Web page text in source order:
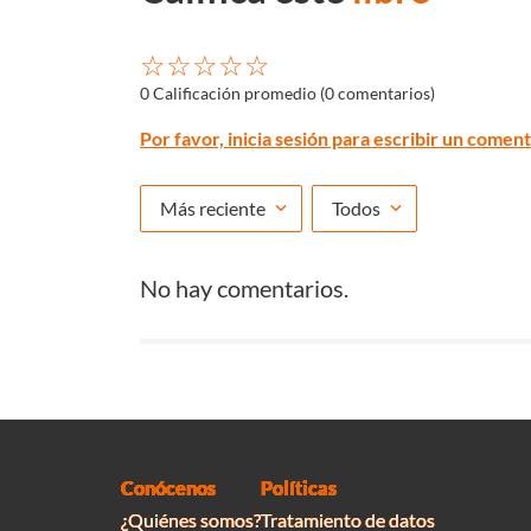
☆☆☆☆☆
0 Calificación promedio (0 comentarios)
Por favor, inicia sesión para escribir un
Más reciente Todos
No hay comentarios.
Conócenos
¿Quiénes somos?
Políticas
Tratamiento de datos